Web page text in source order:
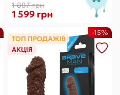
1 887 грн
1 599 грн
ТОП ПРОДАЖІВ
АКЦІЯ
-15%